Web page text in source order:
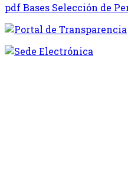
pdfBases Selección de